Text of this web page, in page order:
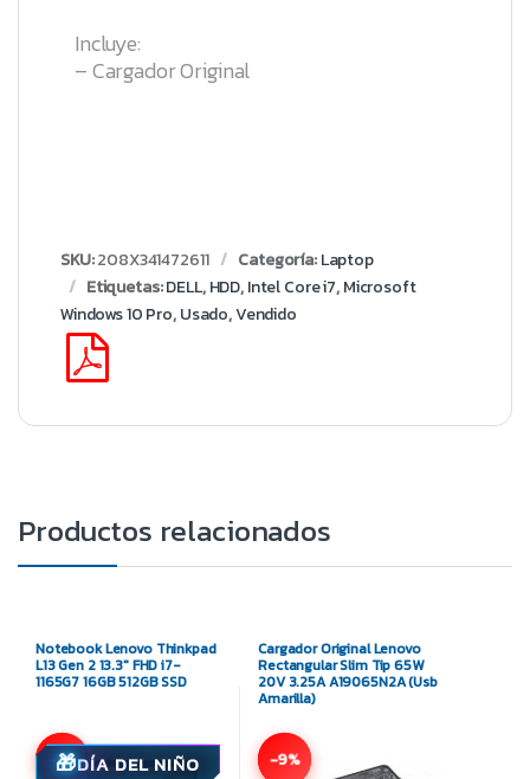
Incluye:
– Cargador Original
SKU:208X341472611 Categoría:Laptop
Etiquetas:DELL,HDD,Intel Core i7,Microsoft
Windows 10 Pro,Usado,Vendido
Productos relacionados
Notebook Lenovo Thinkpad
L13 Gen 2 13.3″ FHD i7-
1165G7 16GB 512GB SSD
-11%DÍA DEL NIÑO
Cargador Original Lenovo
Rectangular Slim Tip 65W
20V 3.25A A19065N2A (Usb
Amarilla)
-9%